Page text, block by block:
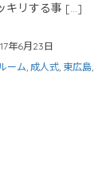
キリする事 […]
年6月23日
ーム, 成人式, 東広島,